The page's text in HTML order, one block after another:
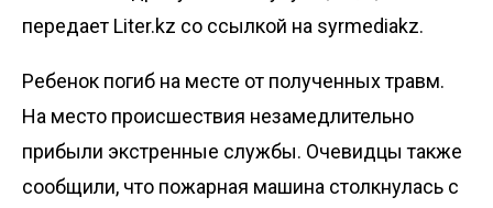
передает Liter.kz со ссылкой на syrmediakz.
Ребенок погиб на месте от полученных травм.
На место происшествия незамедлительно
прибыли экстренные службы. Очевидцы также
сообщили, что пожарная машина столкнулась с